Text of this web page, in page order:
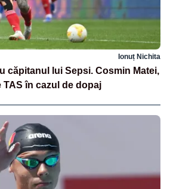
Ionuț Nichita
căpitanul lui Sepsi. Cosmin Matei,
în cazul de dopaj